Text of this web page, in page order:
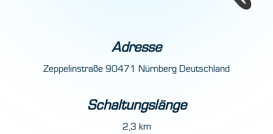
Adresse
Zeppelinstraße 90471 Nürnberg Deutschland
Schaltungslänge
2,3 km